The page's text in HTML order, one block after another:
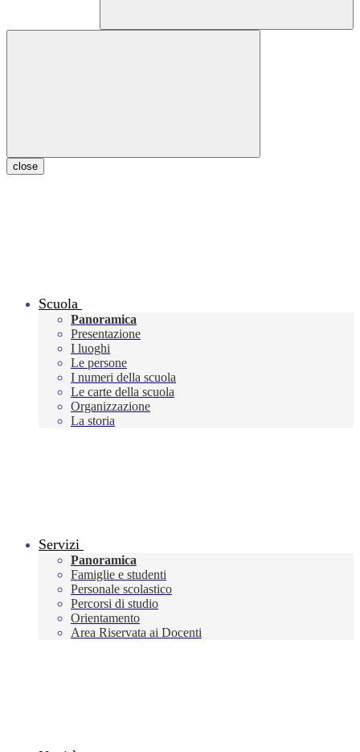
close
Scuola
Panoramica
Presentazione
I luoghi
Le persone
I numeri della scuola
Le carte della scuola
Organizzazione
La storia
Servizi
Panoramica
Famiglie e studenti
Personale scolastico
Percorsi di studio
Orientamento
Area Riservata ai Docenti